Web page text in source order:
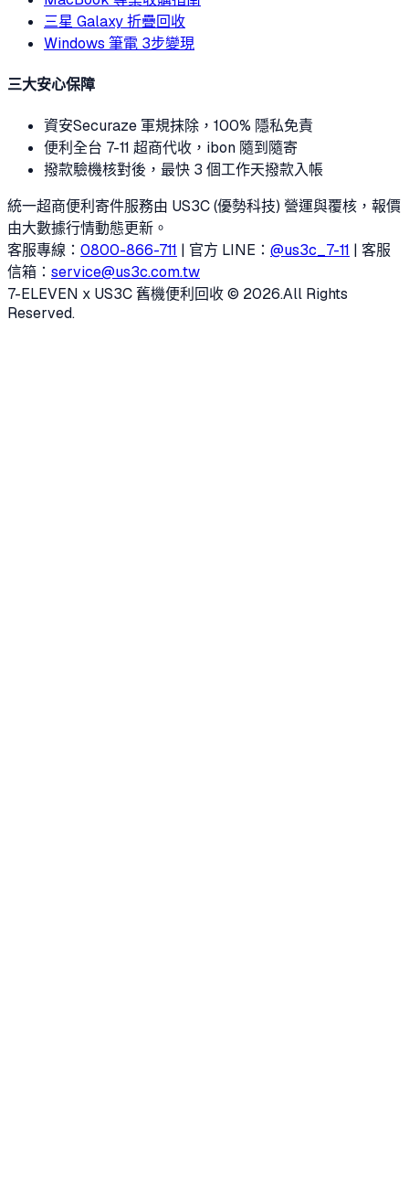
三星 Galaxy 折疊回收
Windows 筆電 3步變現
三大安心保障
資安Securaze 軍規抹除，100% 隱私免責
便利全台 7-11 超商代收，ibon 隨到隨寄
撥款驗機核對後，最快 3 個工作天撥款入帳
統一超商便利寄件服務由 US3C (優勢科技) 營運與覆核，報價
由大數據行情動態更新。
客服專線： 0800-866-711 | 官方 LINE： @us3c_7-11 | 客服
信箱： service@us3c.com.tw
7-ELEVEN x US3C 舊機便利回收 © 2026.All Rights
Reserved.